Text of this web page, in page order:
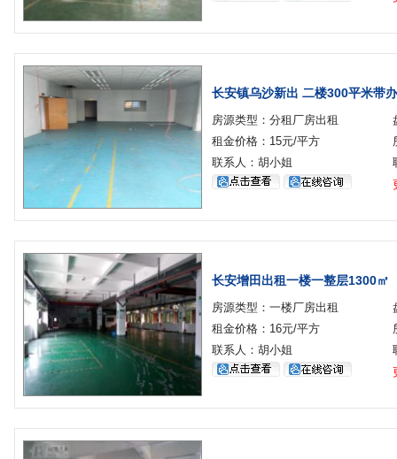
长安镇乌沙新出 二楼300平米带
房源类型：分租厂房出租
租金价格：15元/平方
联系人：胡小姐
长安增田出租一楼一整层1300㎡
房源类型：一楼厂房出租
租金价格：16元/平方
联系人：胡小姐